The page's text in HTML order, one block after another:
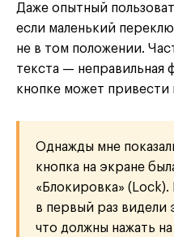
Даже опытный
если маленький
не в том положении.
текста — неправильная
кнопке может привести
Однажды мне
кнопка на экране
«Блокировка» (Lock).
в первый раз видели
что должны нажать